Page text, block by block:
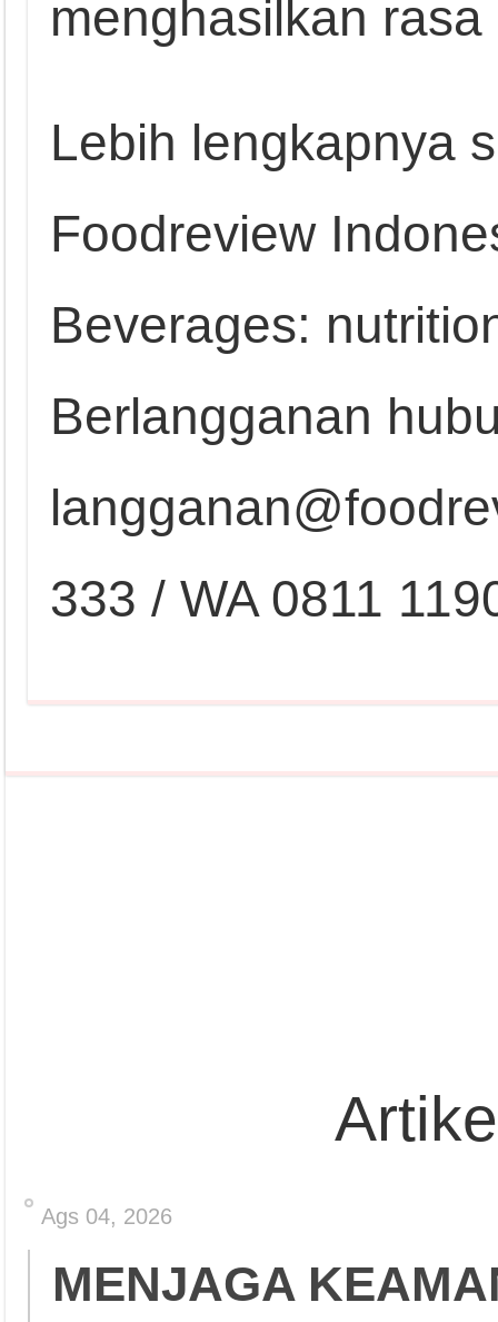
menghasilkan
Lebih lengkapnya
Foodreview
Beverages:
Berlangganan
333 / WA 0811
Ags 04, 2026
MENJAGA